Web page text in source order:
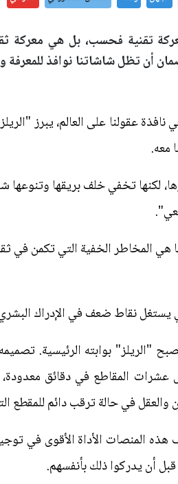
تقنية فحسب، بل هي معركة
أن تظل شاشاتنا نوافذ للمعرفة
معه.
لكنها تخفي خلف بريقها
الخفية التي تكمن في
يستغل نقاط ضعف في الإدراك
"الريلز" بوابته الرئيسية.
عشرات المقاطع في دقائق
والعقل في حالة ترقب دائم للمقطع
المنصات الأداة الأقوى في
أن يدركوا ذلك بأنفسهم.